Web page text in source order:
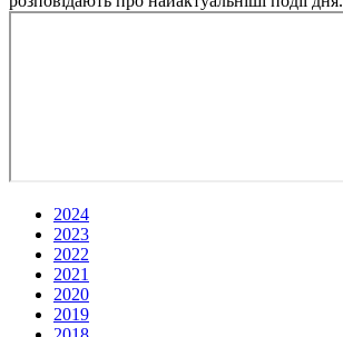
2024
2023
2022
2021
2020
2019